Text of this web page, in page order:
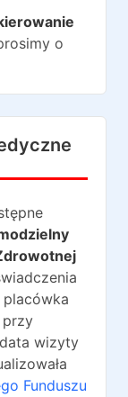
o
przy
wizyty
Funduszu